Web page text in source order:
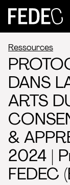
FEDEC
Ressources
DANS
ARTS
&
2024 |
FEDEC